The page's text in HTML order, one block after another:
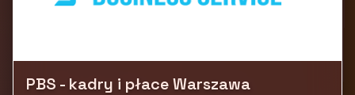
PBS - kadry i płace Warszawa